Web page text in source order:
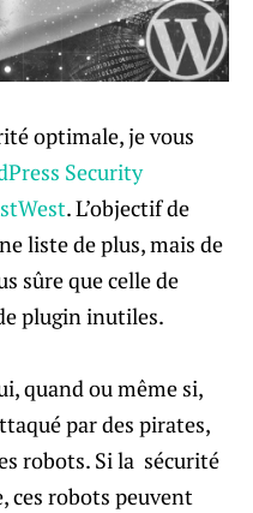
optimale, je vous
Security
. L’objectif de
liste de plus, mais de
sûre que celle de
plugin inutiles.
quand ou même si,
par des pirates,
robots. Si la sécurité
ces robots peuvent